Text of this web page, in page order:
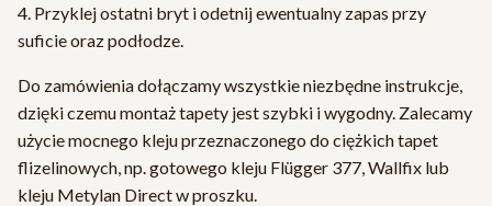
4. Przyklej ostatni bryt i odetnij ewentualny zapas przy
suficie oraz podłodze.
Do zamówienia dołączamy wszystkie niezbędne instrukcje,
dzięki czemu montaż tapety jest szybki i wygodny. Zalecamy
użycie mocnego kleju przeznaczonego do ciężkich tapet
flizelinowych, np. gotowego kleju Flügger 377, Wallfix lub
kleju Metylan Direct w proszku.